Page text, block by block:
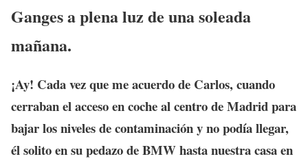
Ganges a plena luz de una soleada
mañana.
¡Ay! Cada vez que me acuerdo de Carlos, cuando
cerraban el acceso en coche al centro de Madrid para
bajar los niveles de contaminación y no podía llegar,
él solito en su pedazo de BMW hasta nuestra casa en